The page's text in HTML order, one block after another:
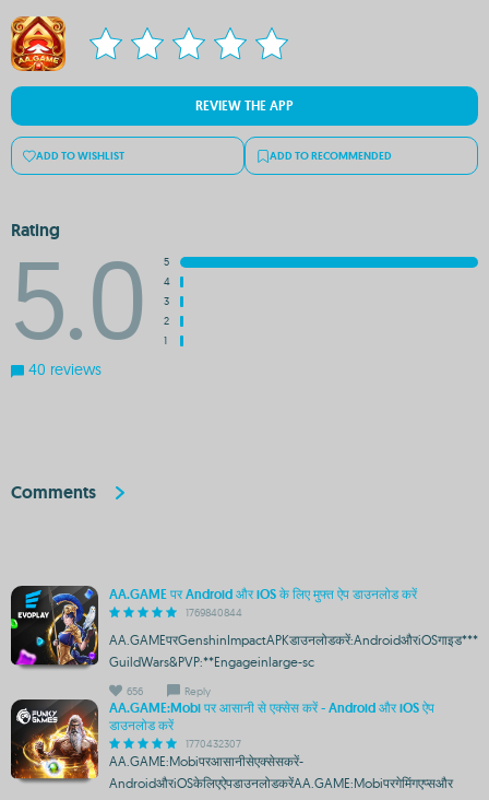
REVIEW THE APP
ADD TO WISHLIST ADD TO RECOMMENDED
Rating
5.0
5
4
3
2
1
40 reviews
Comments
AA.GAME पर Android और iOS के लिए मुफ्त ऐप डाउनलोड करें
1769840844
AA.GAMEपरGenshinImpactAPKडाउनलोडकरें:AndroidऔरiOSगाइड***
GuildWars&PVP:**Engageinlarge-sc
656 Reply
AA.GAME:Mobi पर आसानी से एक्सेस करें - Android और iOS ऐप
डाउनलोड करें
1770432307
AA.GAME:Mobiपरआसानीसेएक्सेसकरें-
AndroidऔरiOSकेलिएऐपडाउनलोडकरेंAA.GAME:Mobiपरगेमिंगएप्सऔर